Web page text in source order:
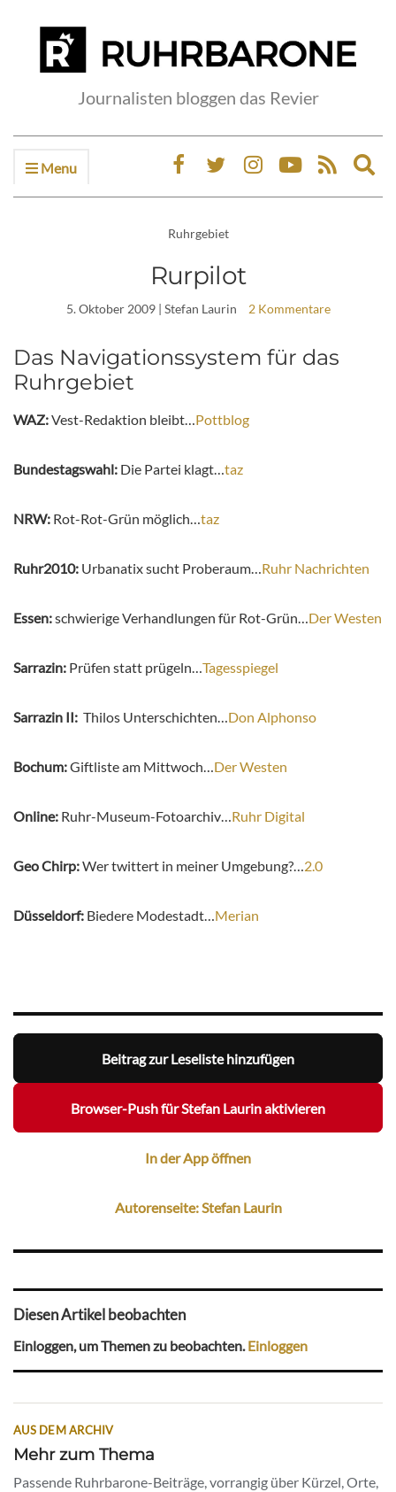
Journalisten bloggen das Revier
Menu
Ruhrgebiet
Rurpilot
5. Oktober 2009| Stefan Laurin 2 Kommentare
Das Navigationssystem für das
Ruhrgebiet
WAZ:Vest-Redaktion bleibt…Pottblog
Bundestagswahl: Die Partei klagt…taz
NRW: Rot-Rot-Grün möglich…taz
Ruhr2010: Urbanatix sucht Proberaum…Ruhr Nachrichten
Essen:schwierige Verhandlungen für Rot-Grün…Der Westen
Sarrazin: Prüfen statt prügeln…Tagesspiegel
Sarrazin II: Thilos Unterschichten…Don Alphonso
Bochum:Giftliste am Mittwoch…Der Westen
Online: Ruhr-Museum-Fotoarchiv…Ruhr Digital
Geo Chirp:Wer twittert in meiner Umgebung?…2.0
Düsseldorf: Biedere Modestadt…Merian
Beitrag zur Leseliste hinzufügen
Browser-Push für Stefan Laurin aktivieren
In der App öffnen
Autorenseite: Stefan Laurin
Diesen Artikel beobachten
Einloggen, um Themen zu beobachten.Einloggen
AUS DEM ARCHIV
Mehr zum Thema
Passende Ruhrbarone-Beiträge, vorrangig über Kürzel, Orte,